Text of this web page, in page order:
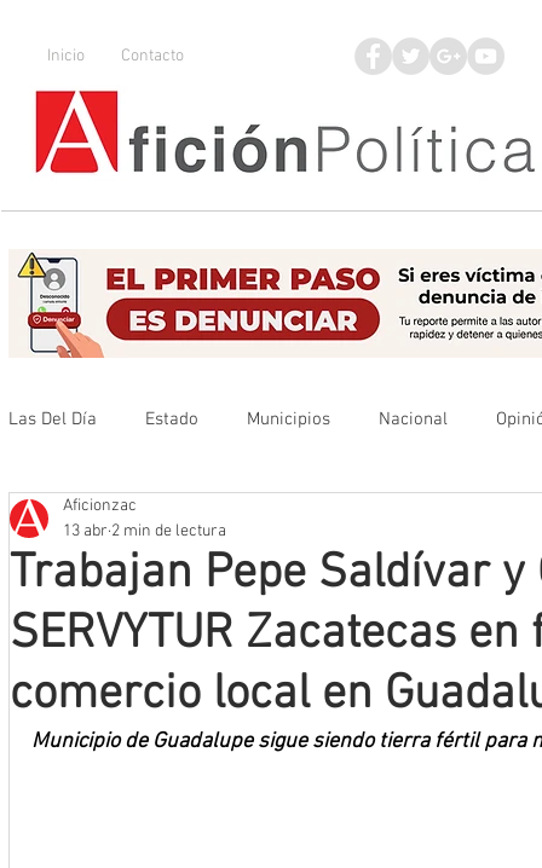
Inicio Contacto
Las Del Día Estado Municipios Nacional
Que no se olvide
Mineros LNBP
Trabajan Pepe Saldívar y
SERVYTUR Zacatecas
comercio local en
Aficionzac
13 abr 2 min de lectura
Municipio de Guadalupe sigue siendo tierra fértil para